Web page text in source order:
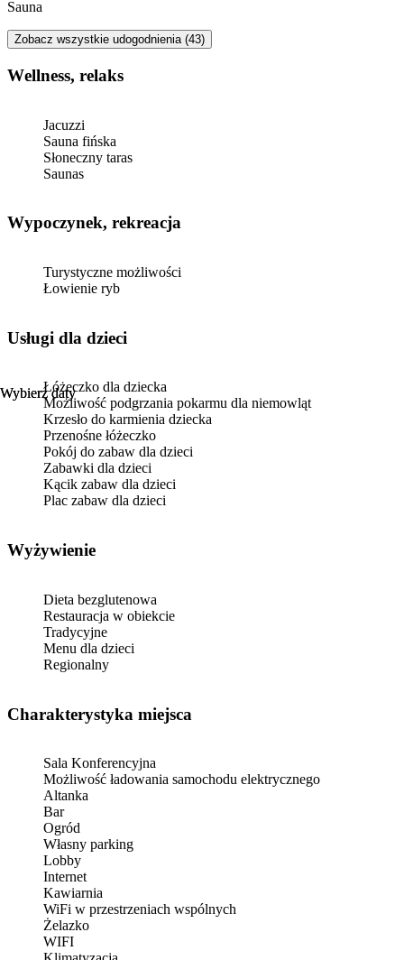
Wybierz daty
Wybierz daty
Sauna
Zobacz wszystkie udogodnienia (43)
Wellness, relaks
Jacuzzi
Sauna fińska
Słoneczny taras
Saunas
Wypoczynek, rekreacja
Turystyczne możliwości
Łowienie ryb
usługi dla dzieci
Łóżeczko dla dziecka
Możliwość podgrzania pokarmu dla niemowląt
Krzesło do karmienia dziecka
Przenośne łóżeczko
Pokój do zabaw dla dzieci
Zabawki dla dzieci
Kącik zabaw dla dzieci
Plac zabaw dla dzieci
Wyżywienie
Dieta bezglutenowa
Restauracja w obiekcie
Tradycyjne
Menu dla dzieci
Regionalny
Charakterystyka miejsca
Sala Konferencyjna
Możliwość ładowania samochodu elektrycznego
Altanka
Bar
Ogród
Własny parking
Lobby
Internet
Kawiarnia
WiFi w przestrzeniach wspólnych
Żelazko
WIFI